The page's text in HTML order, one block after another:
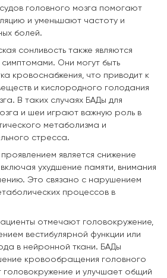
головного мозга помогают
и уменьшают частоту и
болей.
сонливость также являются
Они могут быть
кровоснабжения, что приводит к
и кислородного голодания
В таких случаях БАДы для
и шеи играют важную роль в
метаболизма и
стресса.
является снижение
включая ухудшение памяти, внимания
Это связано с нарушением
процессов в
отмечают головокружение,
вестибулярной функции или
в нейронной ткани. БАДы
кровообращения головного
головокружение и улучшает общий